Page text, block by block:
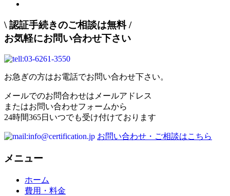
\ 認証手続きのご相談は無料/
お気軽にお問い合わせ下さい
お急ぎの方はお電話でお問い合わせ下さい。
メールでのお問合わせはメールアドレス
またはお問い合わせフォームから
24時間365日いつでも受け付けております
お問い合わせ・ご相談はこちら
メニュー
ホーム
費用・料金